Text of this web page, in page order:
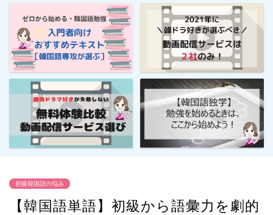
初級韓国語の悩み
【韓国語単語】初級から語彙力を劇的